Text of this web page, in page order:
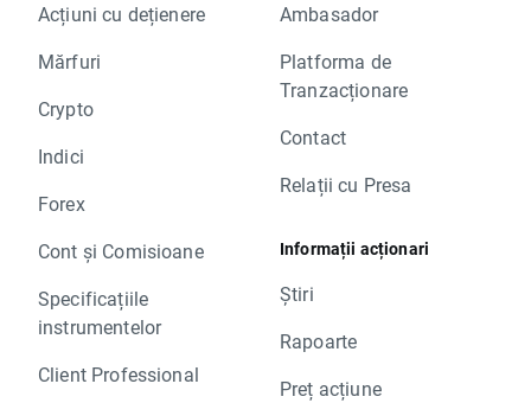
Acțiuni cu dețienere
Mărfuri
Crypto
Indici
Forex
Cont și Comisioane
Specificațiile
instrumentelor
Client Professional
Ambasador
Platforma de
Tranzacționare
Contact
Relații cu Presa
Informații acționari
Știri
Rapoarte
Preț acțiune